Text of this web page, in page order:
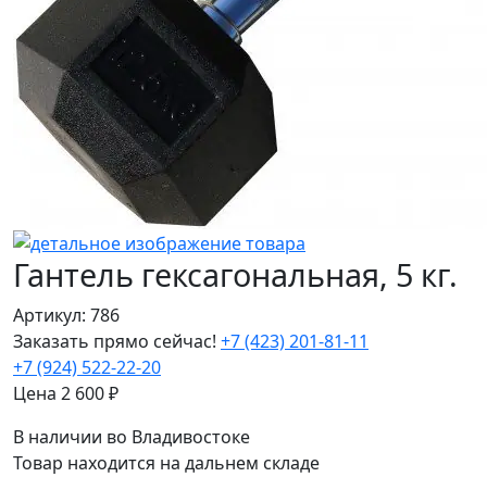
Гантель гексагональная, 5 кг.
Артикул: 786
Заказать прямо сейчас! +7 (423) 201-81-11
+7 (924) 522-22-20
Цена 2 600₽
В наличии во Владивостоке
Товар находится на дальнем складе